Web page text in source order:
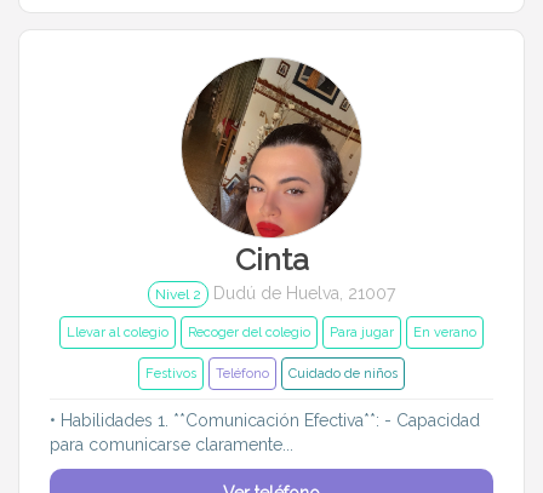
Cinta
Nivel 2 Dudú de Huelva, 21007
Llevar al colegio Recoger del colegio Para jugar En verano
Festivos Teléfono Cuidado de niños
• Habilidades 1. **Comunicación Efectiva**: - Capacidad
para comunicarse claramente...